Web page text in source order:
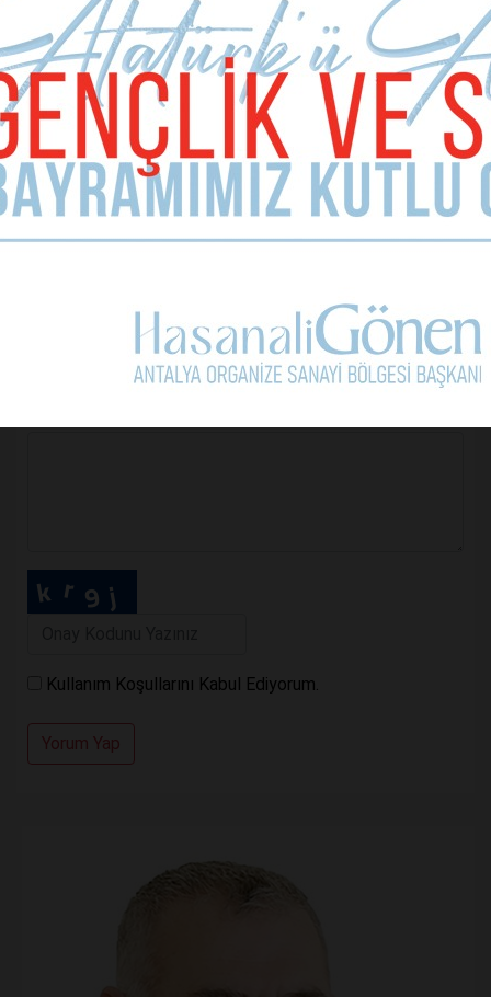
MAKALE YORUMLARI
Sizde Yorum Ekleyin
İsim Soyad
Telefon (zorunlu değil)
Kullanım Koşullarını Kabul Ediyorum.
Yorum Yap